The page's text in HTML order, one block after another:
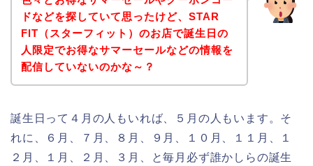
ドなどを探していて思ったけど、STAR
FIT（スターフィット）のお店で誕生日の
人限定でお得なサマーセールなどの情報を
配信していないのかな～？
誕生日って４月の人もいれば、５月の人もいます。そ
れに、６月、７月、８月、９月、１０月、１１月、１
２月、１月、２月、３月、と毎月必ず誰かしらの誕生